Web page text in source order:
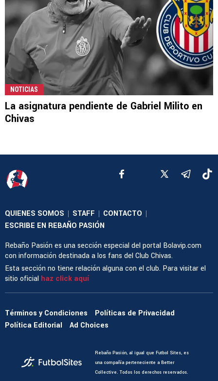
NOTICIAS
La asignatura pendiente de Gabriel Milito en
Chivas
QUIENES SOMOS | STAFF | CONTACTO |
ESCRIBE EN REBAÑO PASIÓN
Rebaño Pasión es una sección especial del portal Bolavip.com
con información destinada a los fans del Club Chivas.
Esta sección no tiene relación alguna con el club. Para visitar el
sitio oficial haz click aquí
Términos y Condiciones
Políticas de Privacidad
Política Editorial
Ad Choices
Rebaño Pasión, al igual que Futbol Sites, es
una compañía perteneciente a Better
Collective. Todos los derechos reservados.